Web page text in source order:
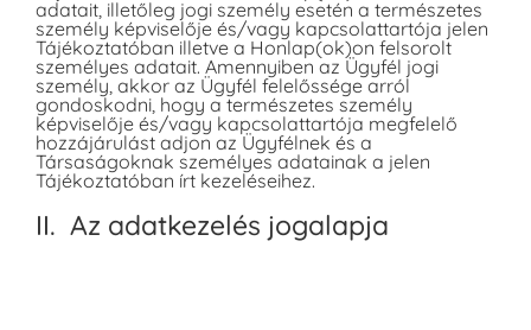
adatait, illetőleg jogi személy esetén a természetes
személy képviselője és/vagy kapcsolattartója jelen
Tájékoztatóban illetve a Honlap(ok)on felsorolt
személyes adatait. Amennyiben az Ügyfél jogi
személy, akkor az Ügyfél felelőssége arról
gondoskodni, hogy a természetes személy
képviselője és/vagy kapcsolattartója megfelelő
hozzájárulást adjon az Ügyfélnek és a
Társaságoknak személyes adatainak a jelen
Tájékoztatóban írt kezeléseihez.
II. Az adatkezelés jogalapja